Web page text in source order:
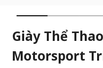
Giày Thể
Motorsport